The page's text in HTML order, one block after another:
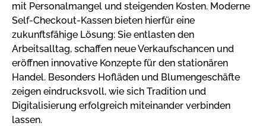
mit Personalmangel und steigenden Kosten. Moderne
Self-Checkout-Kassen bieten hierfür eine
zukunftsfähige Lösung: Sie entlasten den
Arbeitsalltag, schaffen neue Verkaufschancen und
eröffnen innovative Konzepte für den stationären
Handel. Besonders Hofläden und Blumengeschäfte
zeigen eindrucksvoll, wie sich Tradition und
Digitalisierung erfolgreich miteinander verbinden
lassen.